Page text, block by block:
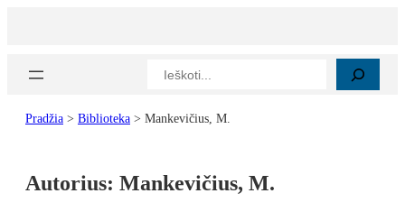
Paieška
Pradžia > Biblioteka > Mankevičius, M.
Autorius: Mankevičius, M.